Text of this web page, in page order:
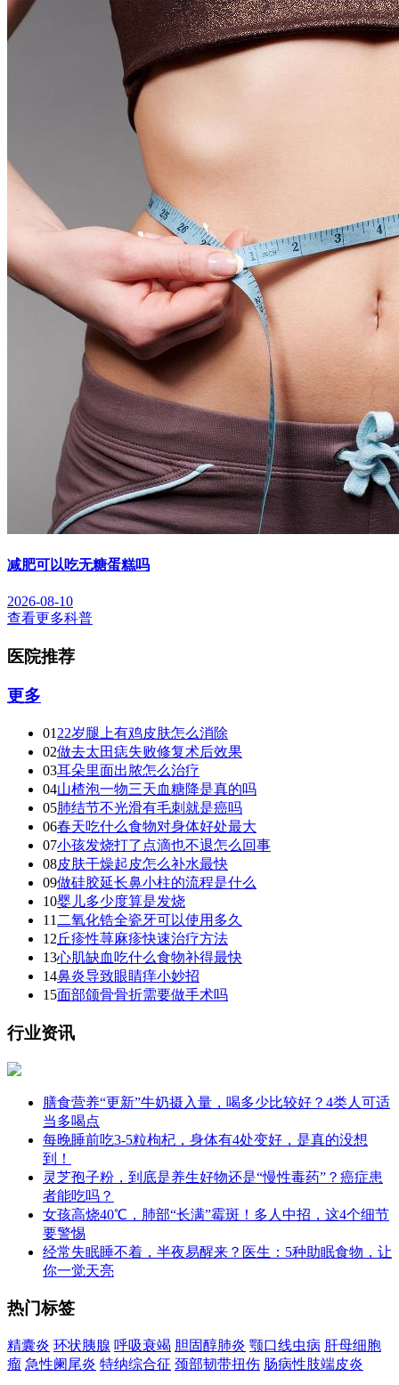
减肥可以吃无糖蛋糕吗
2026-08-10
查看更多科普
医院推荐
更多
01 22岁腿上有鸡皮肤怎么消除
02做去太田痣失败修复术后效果
03耳朵里面出脓怎么治疗
04山楂泡一物三天血糖降是真的吗
05肺结节不光滑有毛刺就是癌吗
06春天吃什么食物对身体好处最大
07小孩发烧打了点滴也不退怎么回事
08皮肤干燥起皮怎么补水最快
09做硅胶延长鼻小柱的流程是什么
10婴儿多少度算是发烧
11 二氧化锆全瓷牙可以使用多久
12 丘疹性荨麻疹快速治疗方法
13心肌缺血吃什么食物补得最快
14鼻炎导致眼睛痒小妙招
15面部颌骨骨折需要做手术吗
行业资讯
膳食营养“更新”牛奶摄入量，喝多少比较好？4类人可适
当多喝点
每晚睡前吃3-5粒枸杞，身体有4处变好，是真的没想
到！
灵芝孢子粉，到底是养生好物还是“慢性毒药”？癌症患
者能吃吗？
女孩高烧40℃，肺部“长满”霉斑！多人中招，这4个细节
要警惕
经常失眠睡不着，半夜易醒来？医生：5种助眠食物，让
你一觉天亮
热门标签
精囊炎 环状胰腺 呼吸衰竭 胆固醇肺炎 颚口线虫病 肝母细胞
瘤 急性阑尾炎 特纳综合征 颈部韧带扭伤 肠病性肢端皮炎